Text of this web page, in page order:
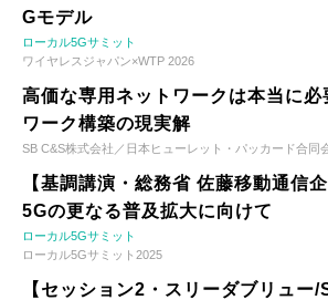
Gモデル
ローカル5Gサミット
ワイヤレスジャパン×WTP 2026
高価な専用ネットワークは本当に必
ワーク構築の現実解
SB C&S株式会社／日本ヒューレット・パッカード合同
【基調講演・総務省 佐藤移動通信
5Gの更なる普及拡大に向けて
ローカル5Gサミット
ローカル5Gサミット2025
【セッション2・スリーダブリュー/